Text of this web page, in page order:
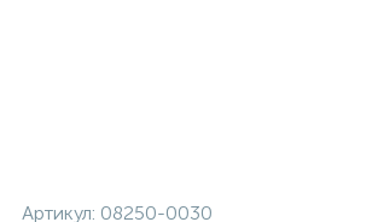
Артикул: 08250-0030